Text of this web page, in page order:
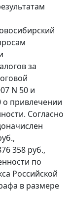
за
N 50 и
о привлечении
Согласно
358 руб.,
по
Российской
в размере